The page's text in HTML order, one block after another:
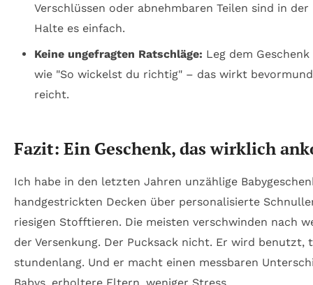
Verschlüssen oder abnehmbaren Teilen sind in der
Halte es einfach.
Keine ungefragten Ratschläge: Leg dem
wie "So wickelst du richtig" – das wirkt
reicht.
Fazit: Ein Geschenk, das wirklich
Ich habe in den letzten Jahren unzählige
handgestrickten Decken über personalisierte
riesigen Stofftieren. Die meisten verschwinden nach
der Versenkung. Der Pucksack nicht. Er wird benutzt,
stundenlang. Und er macht einen messbaren
Babys, erholtere Eltern, weniger Stress.